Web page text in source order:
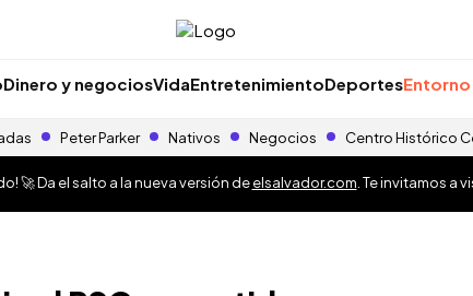
Dinero y negociosVidaEntretenimientoDeportesEntorno
Peter Parker Nativos Negocios Centro Histórico
🚀 Da el salto a la nueva versión deelsalvador.com . Te invitamos a